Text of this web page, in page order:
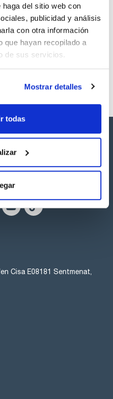
del sitio web con
publicidad y análisis
con otra información
que hayan recopilado a
de sus servicios.
Mostrar detalles
todas
habitualmente en stock,
Cisa E08181 Sentmenat,